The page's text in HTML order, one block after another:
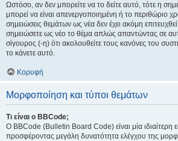
Ωστόσο, αν δεν μπορείτε να το δείτε αυτό, τότε η
μπορεί να είναι απενεργοποιημένη ή το περιθώριο
σημειώσεις θεμάτων ως νέα δεν έχει ακόμη
σημειώσετε ως νέο το θέμα απλώς απαντώντας σε
σίγουρος (-η) ότι ακολουθείτε τους κανόνες του
το κάνετε αυτό.
Κορυφή
Μορφοποίηση και τύποι θεμάτων
Τι είναι ο BBCode;
Ο BBCode (Bulletin Board Code) είναι μία ιδιαίτερη
προσφέροντας μεγάλη δυνατότητα ελέγχου της